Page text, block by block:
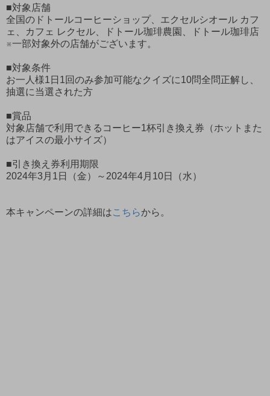
■対象店舗
全国のドトールコーヒーショップ、エクセルシオール カフ
ェ、カフェ レクセル、ドトール珈琲農園、ドトール珈琲店
※一部対象外の店舗がございます。
■対象条件
お一人様1日1回のみ参加可能なクイズに10問全問正解し、
抽選に当選された方
■賞品
対象店舗で利用できるコーヒー1杯引き換え券（ホットまた
はアイスの最小サイズ）
■引き換え券利用期限
2024年3月1日（金）～2024年4月10日（水）
本キャンペーンの詳細はこちらから。